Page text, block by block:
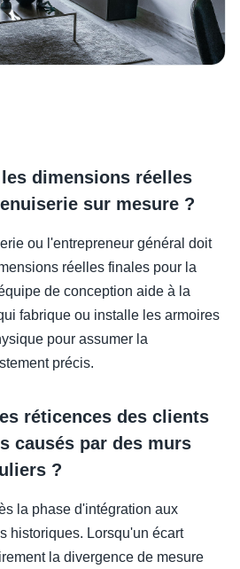
dimensions réelles
sur mesure ?
ou l'entrepreneur général doit
réelles finales pour la
de conception aide à la
fabrique ou installe les armoires
pour assumer la
précis.
réticences des clients
causés par des murs
?
la phase d'intégration aux
historiques. Lorsqu'un écart
la divergence de mesure